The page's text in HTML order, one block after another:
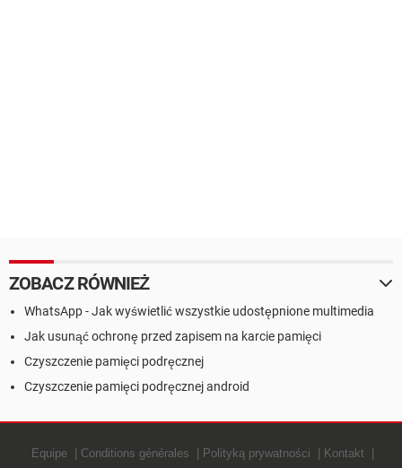
ZOBACZ RÓWNIEŻ
WhatsApp - Jak wyświetlić wszystkie udostępnione multimedia
Jak usunąć ochronę przed zapisem na karcie pamięci
Czyszczenie pamięci podręcznej
Czyszczenie pamięci podręcznej android
Equipe Conditions générales Polityką prywatności Kontakt